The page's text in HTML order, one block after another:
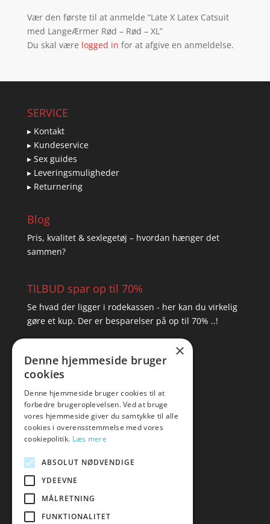
Vær den første til at anmelde “Late X Latex Catsuit
med LangeÆrmer Rød – Rød – XL”
Du skal være logged in for at afgive en anmeldelse.
SERVICE
▸ Kontakt
▸ Kundeservice
▸ Sex guides
▸ Leveringsmuligheder
▸ Returnering
Blog
Pris, kvalitet & sexlegetøj – hvordan hænger det
sammen?
TILBUD spar op til 70%
Se hvad der ligger i rodekassen - her kan du virkelig
gøre et kup. Der er besparelser på op til 70% ..!
Tlf: 7876 8672
Mail: hej@amare.dk
×
Denne hjemmeside bruger
cookies
Denne hjemmeside bruger cookies til at
forbedre brugeroplevelsen. Ved at bruge
vores hjemmeside giver du samtykke til alle
cookies i overensstemmelse med vores
cookiepolitik. Læs mere
ABSOLUT NØDVENDIGE
YDEEVNE
MÅLRETNING
FUNKTIONALITET